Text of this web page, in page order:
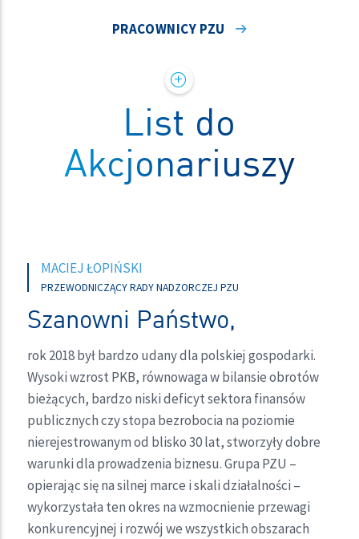
PRACOWNICY PZU
List do
Akcjonariuszy
PAWEŁ SURÓWKA
PREZES ZARZĄDU PZU
Szanowni Akcjonariusze,
w imieniu zarządów spółek Grupy PZU przekazuję na
Państwa ręce sprawozdanie z działalności za 2018 rok.
Koniunktura na światowych rynkach kapitałowych
była niełatwa dla inwestorów w roku 2018. Na rynki
finansowe powróciła wysoka zmienność. Dobry
sentyment utrzymywał się tylko na początku roku na
fali optymizmu z 2017 roku, w którym główne
indeksy polskiej giełdy notowały ponad 20% wzrosty.
MACIEJ ŁOPIŃSKI
PRZEWODNICZĄCY RADY NADZORCZEJ PZU
Szanowni Państwo,
rok 2018 był bardzo udany dla polskiej gospodarki.
Wysoki wzrost PKB, równowaga w bilansie obrotów
bieżących, bardzo niski deficyt sektora finansów
publicznych czy stopa bezrobocia na poziomie
nierejestrowanym od blisko 30 lat, stworzyły dobre
warunki dla prowadzenia biznesu. Grupa PZU –
opierając się na silnej marce i skali działalności –
wykorzystała ten okres na wzmocnienie przewagi
konkurencyjnej i rozwój we wszystkich obszarach